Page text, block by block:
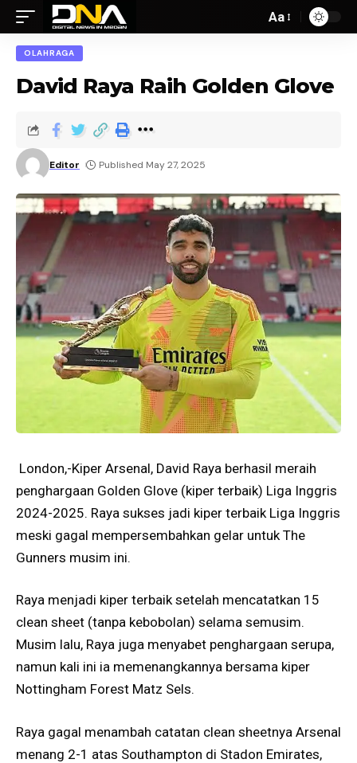
Aa
OLAHRAGA
David Raya Raih Golden Glove
Editor Published May 27, 2025
London,-Kiper Arsenal, David Raya berhasil meraih
penghargaan Golden Glove (kiper terbaik) Liga Inggris
2024-2025. Raya sukses jadi kiper terbaik Liga Inggris
meski gagal mempersembahkan gelar untuk The
Gunners musim ini.
Raya menjadi kiper terbaik setelah mencatatkan 15
clean sheet (tanpa kebobolan) selama semusim.
Musim lalu, Raya juga menyabet penghargaan serupa,
namun kali ini ia memenangkannya bersama kiper
Nottingham Forest Matz Sels.
Raya gagal menambah catatan clean sheetnya Arsenal
menang 2-1 atas Southampton di Stadon Emirates,